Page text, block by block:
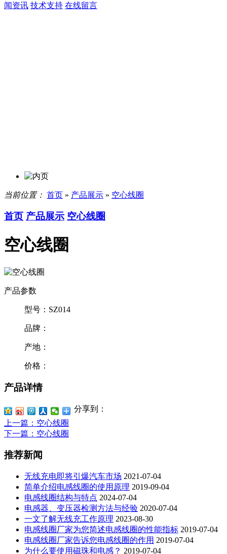
闻资讯 技术支持 在线留言
当前位置： 首页 » 产品展示 » 空心线圈
首页 产品展示 空心线圈
空心线圈
产品参数
型号： SZ014
品牌：
产地：
价格：
产品详情
分享到：
上一篇 ：空心线圈
下一篇 ：空心线圈
推荐新闻
无线充电即将引爆汽车市场 2021-07-04
简单介绍电感线圈的使用原理 2019-09-04
电感线圈结构与特点 2024-07-04
电感器、变压器检测方法与经验 2020-07-04
一文了解无线充工作原理 2023-08-30
电感线圈厂家为您简述电感线圈的性能指标 2019-07-04
电感线圈厂家告诉您电感线圈的作用 2019-07-04
为什么要使用磁珠和电感？ 2019-07-04